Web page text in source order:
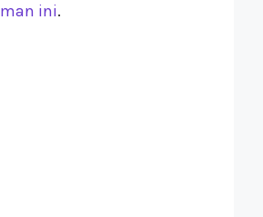
ini.